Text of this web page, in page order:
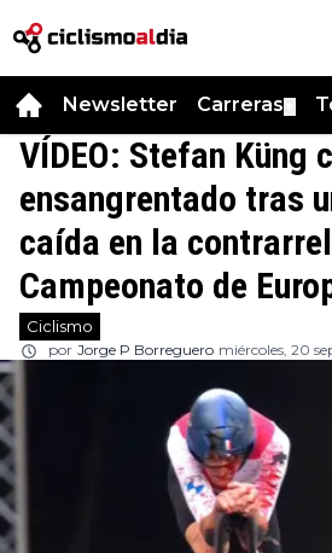
Newsletter Carreras
VÍDEO: Stefan Küng
ensangrentado tras
caída en la
Campeonato de
Ciclismo
por Jorge P Borreguero miércoles, 20